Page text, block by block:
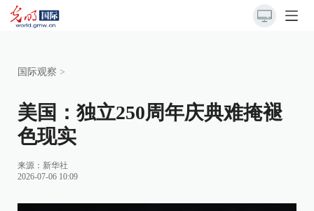
国际观察 >
美国：独立250周年庆典难掩褪
色现实
来源： 新华社
2026-07-06 10:09